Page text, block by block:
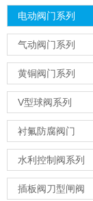
电动阀门系列
气动阀门系列
黄铜阀门系列
V型球阀系列
衬氟防腐阀门
水利控制阀系列
插板阀刀型闸阀